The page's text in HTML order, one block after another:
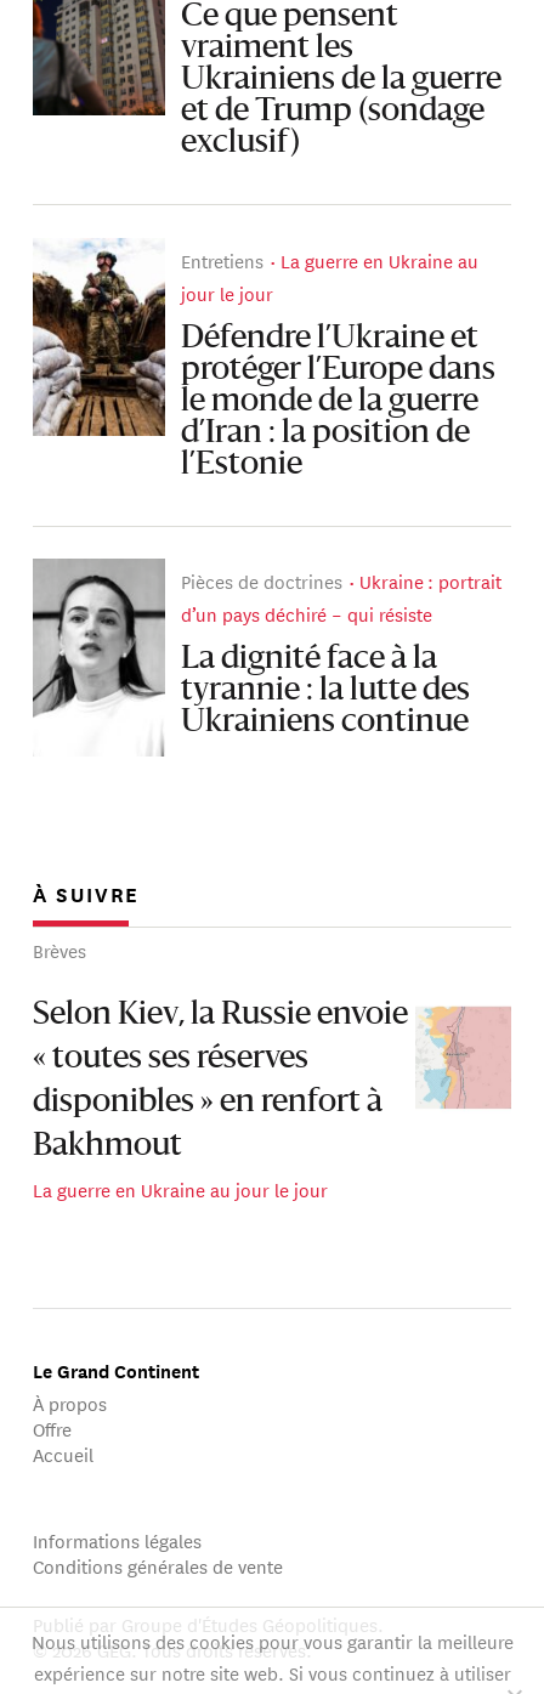
Ce que pensent
vraiment les
Ukrainiens de la guerre
et de Trump (sondage
exclusif)
Entretiens
La guerre en Ukraine au
jour le jour
Défendre l’Ukraine et
protéger l’Europe dans
le monde de la guerre
d’Iran : la position de
l’Estonie
Pièces de doctrines
Ukraine : portrait
d’un pays déchiré – qui résiste
La dignité face à la
tyrannie : la lutte des
Ukrainiens continue
À SUIVRE
Brèves
Selon Kiev, la Russie envoie
« toutes ses réserves
disponibles » en renfort à
Bakhmout
La guerre en Ukraine au jour le jour
Le Grand Continent
À propos
Offre
Accueil
Informations légales
Conditions générales de vente
Publié par Groupe d'Études Géopolitiques.
© 2026 GEG. Tous droits réservés.
Nous utilisons des cookies pour vous garantir la meilleure
expérience sur notre site web. Si vous continuez à utiliser